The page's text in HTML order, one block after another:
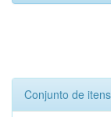
Conjunto de